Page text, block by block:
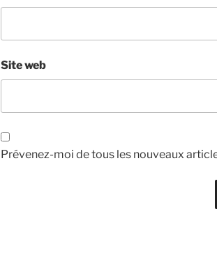
Site web
Prévenez-moi de tous les nouveaux